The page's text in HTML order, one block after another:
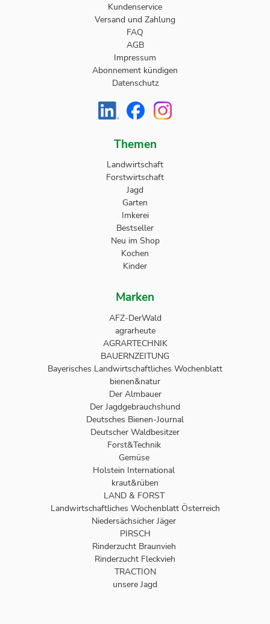
Kundenservice
Versand und Zahlung
FAQ
AGB
Impressum
Abonnement kündigen
Datenschutz
Themen
Landwirtschaft
Forstwirtschaft
Jagd
Garten
Imkerei
Bestseller
Neu im Shop
Kochen
Kinder
Marken
AFZ-DerWald
agrarheute
AGRARTECHNIK
BAUERNZEITUNG
Bayerisches Landwirtschaftliches Wochenblatt
bienen&natur
Der Almbauer
Der Jagdgebrauchshund
Deutsches Bienen-Journal
Deutscher Waldbesitzer
Forst&Technik
Gemüse
Holstein International
kraut&rüben
LAND & FORST
Landwirtschaftliches Wochenblatt Österreich
Niedersächsicher Jäger
PIRSCH
Rinderzucht Braunvieh
Rinderzucht Fleckvieh
TRACTION
unsere Jagd